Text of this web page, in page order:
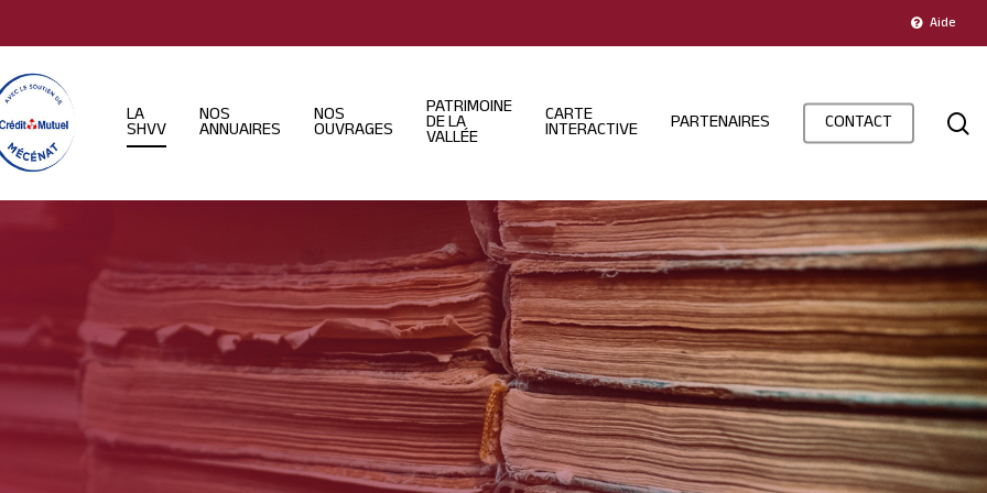
Aide
LA
SHVV
NOS
ANNUAIRES
NOS
OUVRAGES
PATRIMOINE
DE LA
VALLÉE
CARTE
INTERACTIVE PARTENAIRES CONTACT